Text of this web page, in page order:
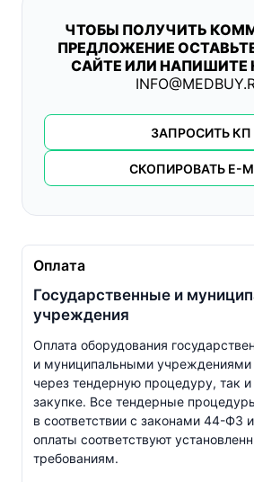
ЧТОБЫ ПОЛУЧИТЬ
ПРЕДЛОЖЕНИЕ
САЙТЕ ИЛИ НАПИШИТЕ
ЗАПРОСИТЬ КП
СКОПИРОВАТЬ E-
Оплата
Государственные и
учреждения
Оплата оборудования
и муниципальными учреждениями
через тендерную процедуру, так
закупке. Все тендерные
в соответствии с законами 44-ФЗ и
оплаты соответствуют
требованиям.